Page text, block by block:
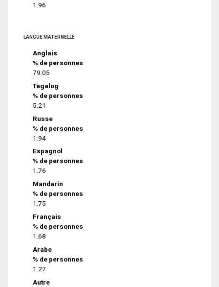
1.96
LANGUE MATERNELLE
Anglais
% de personnes
79.05
Tagalog
% de personnes
5.21
Russe
% de personnes
1.94
Espagnol
% de personnes
1.76
Mandarin
% de personnes
1.75
Français
% de personnes
1.68
Arabe
% de personnes
1.27
Autre